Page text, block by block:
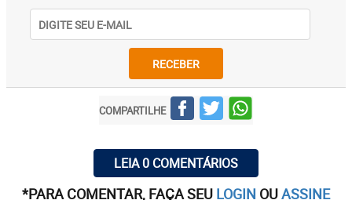
RECEBER
COMPARTILHE
LEIA 0 COMENTÁRIOS
*PARA COMENTAR, FAÇA SEU LOGIN OUASSINE